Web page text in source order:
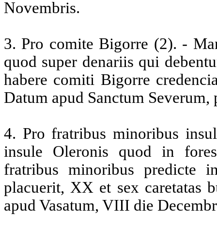
Novembris.
3. Pro comite Bigorre (2). -
quod super denariis qui
habere comiti Bigorre
Datum apud Sanctum
4. Pro fratribus minoribus
insule Oleronis quod in
fratribus minoribus predicte
placuerit, XX et sex caretatas
apud Vasatum, VIII die